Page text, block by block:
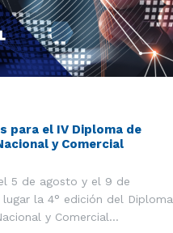
para el IV Diploma de
y Comercial
5 de agosto y el 9 de
la 4° edición del Diploma
y Comercial